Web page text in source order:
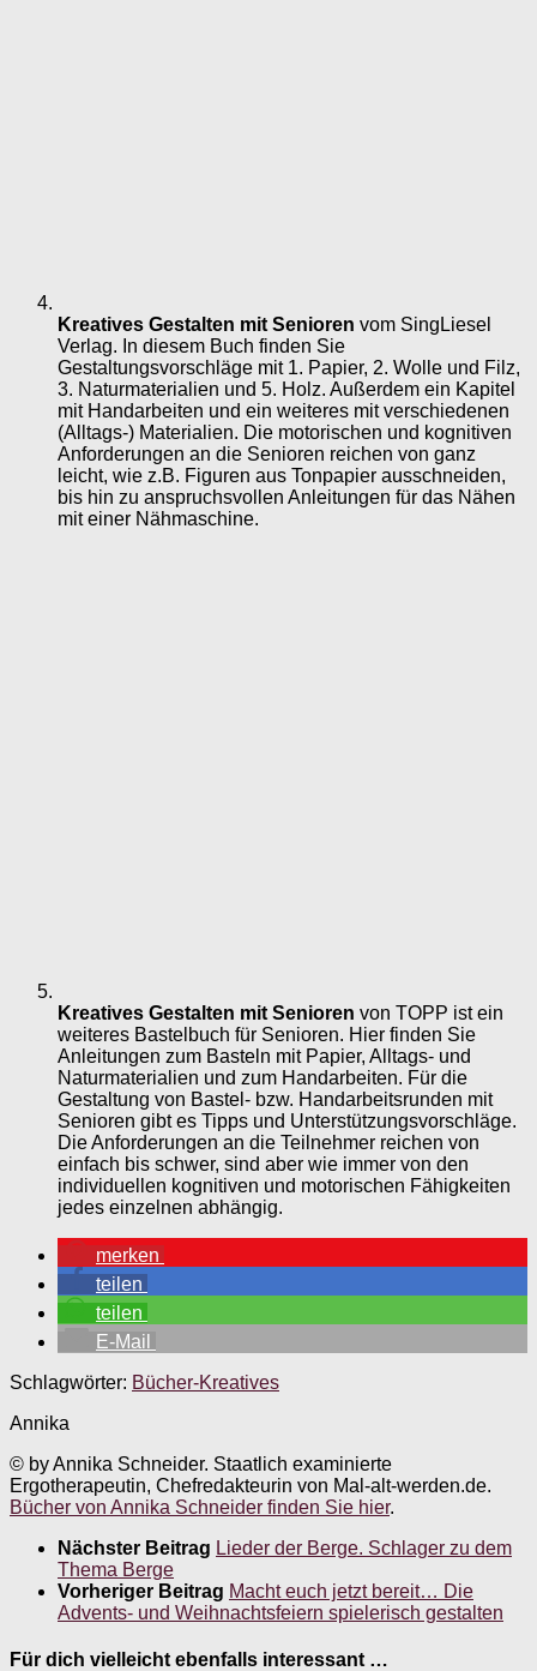
Kreatives Gestalten mit Senioren vom SingLiesel
Verlag. In diesem Buch finden Sie
Gestaltungsvorschläge mit 1. Papier, 2. Wolle und Filz,
3. Naturmaterialien und 5. Holz. Außerdem ein Kapitel
mit Handarbeiten und ein weiteres mit verschiedenen
(Alltags-) Materialien. Die motorischen und kognitiven
Anforderungen an die Senioren reichen von ganz
leicht, wie z.B. Figuren aus Tonpapier ausschneiden,
bis hin zu anspruchsvollen Anleitungen für das Nähen
mit einer Nähmaschine.
Kreatives Gestalten mit Senioren von TOPP ist ein
weiteres Bastelbuch für Senioren. Hier finden Sie
Anleitungen zum Basteln mit Papier, Alltags- und
Naturmaterialien und zum Handarbeiten. Für die
Gestaltung von Bastel- bzw. Handarbeitsrunden mit
Senioren gibt es Tipps und Unterstützungsvorschläge.
Die Anforderungen an die Teilnehmer reichen von
einfach bis schwer, sind aber wie immer von den
individuellen kognitiven und motorischen Fähigkeiten
jedes einzelnen abhängig.
merken
teilen
teilen
E-Mail
Schlagwörter: Bücher-Kreatives
Annika
© by Annika Schneider. Staatlich examinierte
Ergotherapeutin, Chefredakteurin von Mal-alt-werden.de.
Bücher von Annika Schneider finden Sie hier.
Nächster Beitrag Lieder der Berge. Schlager zu dem
Thema Berge
Vorheriger Beitrag Macht euch jetzt bereit… Die
Advents- und Weihnachtsfeiern spielerisch gestalten
Für dich vielleicht ebenfalls interessant …